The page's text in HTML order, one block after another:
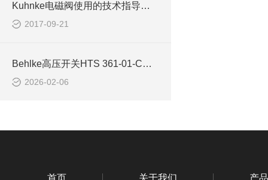
Kuhnke电磁阀使用的技术指导思路
2017-09-21
Behlke高压开关HTS 361-01-C适用于静电脉冲控制
2026-02-06
首页 关于我们 产